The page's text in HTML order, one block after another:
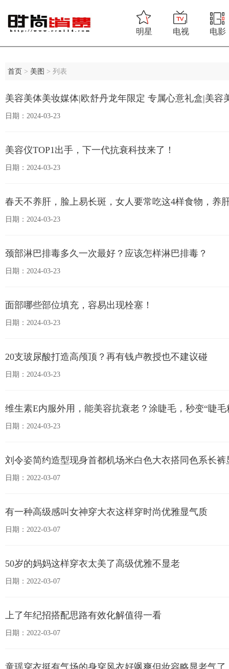
明星 电视 电影
首页 > 美图 > 列表
美容美体美妆媒体|欧舒丹龙年限定 专属心意礼盒|美容
日期：2024-03-23
美容仪TOP1出手，下一代抗衰科技来了！
日期：2024-03-23
春天不养肝，脸上易长斑，女人要常吃这4样食物，养
日期：2024-03-23
颈部淋巴排毒多久一次最好？应该怎样淋巴排毒？
日期：2024-03-23
面部哪些部位填充，容易出现栓塞！
日期：2024-03-23
20支玻尿酸打造高颅顶？再有钱卢教授也不建议碰
日期：2024-03-23
维生素E内服外用，能美容抗衰老？涂睫毛，秒变“睫
日期：2024-03-23
刘令姿简约造型现身首都机场米白色大衣搭同色系长裤
日期：2022-03-07
有一种高级感叫女神穿大衣这样穿时尚优雅显气质
日期：2022-03-07
50岁的妈妈这样穿衣太美了高级优雅不显老
日期：2022-03-07
上了年纪招搭配思路有效化解值得一看
日期：2022-03-07
童瑶穿衣挺有气场的身穿风衣好飒爽但妆容略显老气了